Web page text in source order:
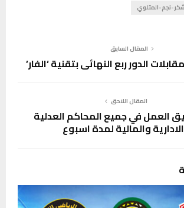
نجم-المتلوي
المقال السابق
الدور ربع النهائي بتقنية ‘الفار’
المقال اللاحق
العمل في جميع المحاكم العدلية
والمالية لمدة اسبوع